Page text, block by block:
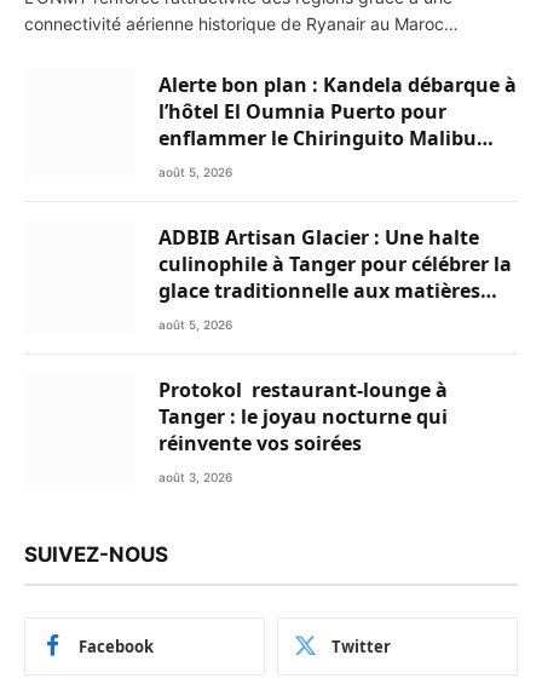
connectivité aérienne historique de Ryanair au Maroc…
Alerte bon plan : Kandela débarque à
l’hôtel El Oumnia Puerto pour
enflammer le Chiringuito Malibu
Club
août 5, 2026
ADBIB Artisan Glacier : Une halte
culinophile à Tanger pour célébrer la
glace traditionnelle aux matières
premières de choix
août 5, 2026
Protokol restaurant-lounge à
Tanger : le joyau nocturne qui
réinvente vos soirées
août 3, 2026
SUIVEZ-NOUS
Facebook Twitter